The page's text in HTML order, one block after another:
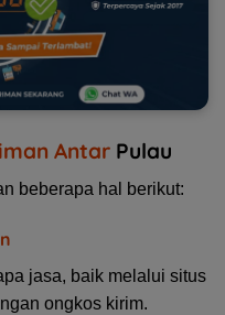
Antar Pulau
beberapa hal berikut:
jasa, baik melalui situs
ongkos kirim.